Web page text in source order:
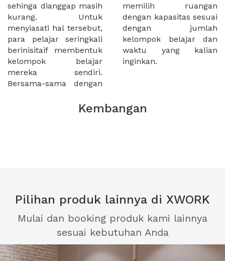
sehinga dianggap masih
kurang. Untuk
menyiasati hal tersebut,
para pelajar seringkali
berinisitaif membentuk
kelompok belajar
mereka sendiri.
Bersama-sama dengan
memilih ruangan
dengan kapasitas sesuai
dengan jumlah
kelompok belajar dan
waktu yang kalian
inginkan.
Kembangan
Pilihan produk lainnya di XWORK
Mulai dan booking produk kami lainnya
sesuai kebutuhan Anda